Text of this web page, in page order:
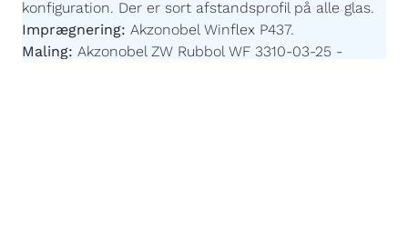
konfiguration. Der er sort afstandsprofil på alle glas.
Imprægnering: Akzonobel Winflex P437.
Maling: Akzonobel ZW Rubbol WF 3310-03-25 -